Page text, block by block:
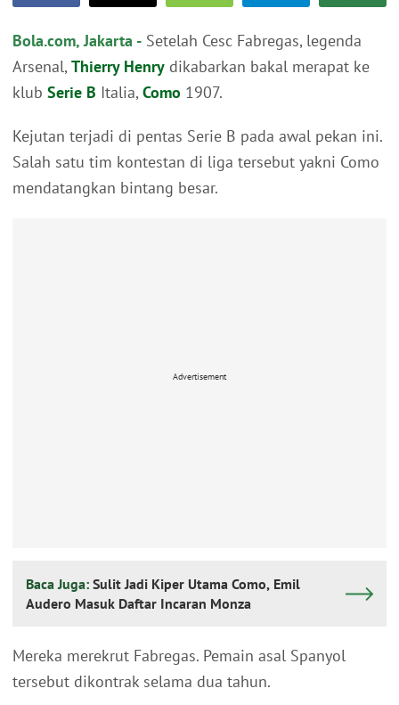
Bola.com, Jakarta - Setelah Cesc Fabregas, legenda
Arsenal, Thierry Henry dikabarkan bakal merapat ke
klub Serie B Italia, Como 1907.
Kejutan terjadi di pentas Serie B pada awal pekan ini.
Salah satu tim kontestan di liga tersebut yakni Como
mendatangkan bintang besar.
Advertisement
Baca Juga: Sulit Jadi Kiper Utama Como, Emil
Audero Masuk Daftar Incaran Monza
Mereka merekrut Fabregas. Pemain asal Spanyol
tersebut dikontrak selama dua tahun.